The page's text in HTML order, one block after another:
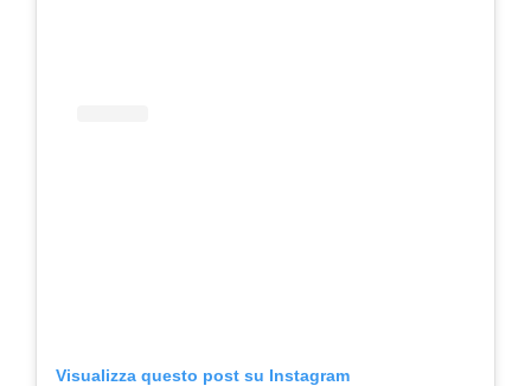
Visualizza questo post su Instagram